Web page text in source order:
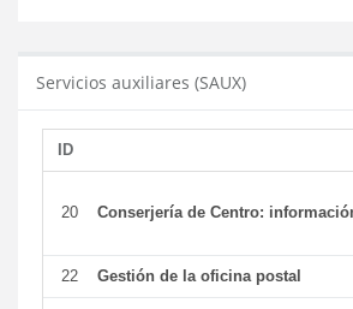
Servicios auxiliares (SAUX)
ID
20 Conserjería de Centro:
22 Gestión de la oficina postal